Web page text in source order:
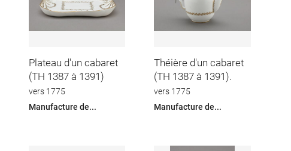
Plateau d'un cabaret
(TH 1387 à 1391)
vers 1775
Manufacture de...
Théière d'un cabaret
(TH 1387 à 1391).
vers 1775
Manufacture de...